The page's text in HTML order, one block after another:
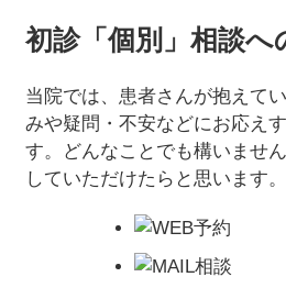
初診「個別」相談へ
当院では、患者さんが抱えて
みや疑問・不安などにお応え
す。どんなことでも構いませ
していただけたらと思います。